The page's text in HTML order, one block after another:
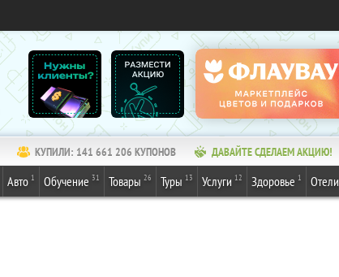
КУПИЛИ: 141 661 206 КУПОНОВ ДАВАЙТЕ СДЕЛАЕМ АКЦИЮ!
Авто 1 Обучение 31 Товары 26 Туры 13 Услуги 12 Здоровье 1 Отели